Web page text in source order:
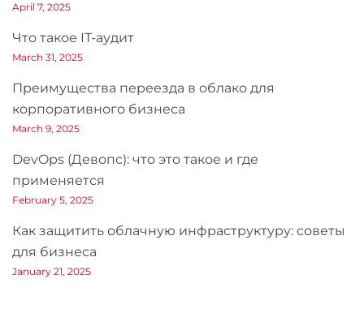
April 7, 2025
Что такое IT-аудит
March 31, 2025
Преимущества переезда в облако для
корпоративного бизнеса
March 9, 2025
DevOps (Девопс): что это такое и где
применяется
February 5, 2025
Как защитить облачную инфраструктуру: советы
для бизнеса
January 21, 2025